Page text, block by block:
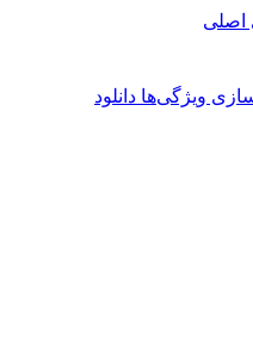
اصلی
ویژگی‌ها دانلود